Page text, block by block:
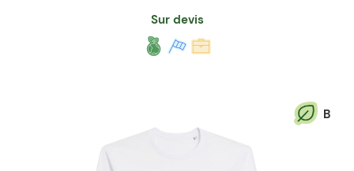
Sur devis
B